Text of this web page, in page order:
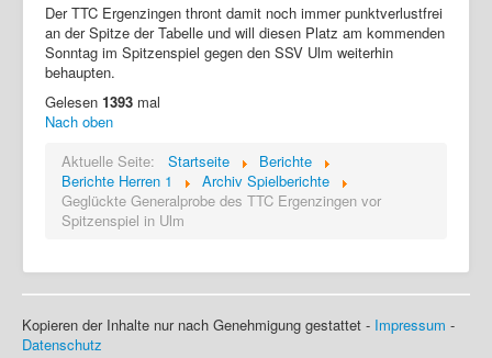
Der TTC Ergenzingen thront damit noch immer punktverlustfrei
an der Spitze der Tabelle und will diesen Platz am kommenden
Sonntag im Spitzenspiel gegen den SSV Ulm weiterhin
behaupten.
Gelesen 1393 mal
Nach oben
Aktuelle Seite:
Startseite
Berichte
Berichte Herren 1
Archiv Spielberichte
Geglückte Generalprobe des TTC Ergenzingen vor
Spitzenspiel in Ulm
Kopieren der Inhalte nur nach Genehmigung gestattet - Impressum -
Datenschutz